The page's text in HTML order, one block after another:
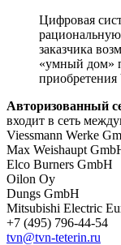
Цифровая
заказчика
«умный дом»
Авторизованный
входит в сеть
Viessmann Werke
Max Weishaupt
Elco Burners GmbH
Oilon Oy
Dungs GmbH
Mitsubishi Electric
+7 (495) 796-44-54
tvn@tvn-teterin.ru